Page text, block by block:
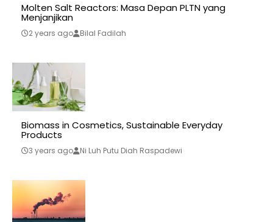
Molten Salt Reactors: Masa Depan PLTN yang
Menjanjikan
2 years ago Bilal Fadilah
Biomass in Cosmetics, Sustainable Everyday
Products
3 years ago Ni Luh Putu Diah Raspadewi